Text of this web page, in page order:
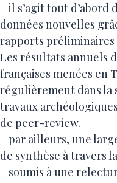
– il s’agit tout
données nouvelles
rapports préliminaires
Les résultats annuels
françaises menées en
régulièrement dans la
travaux
de peer-review.
– par ailleurs, une
de synthèse à travers
– soumis à une